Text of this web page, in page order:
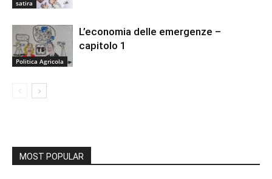
satira
Politica Agricola
L’economia delle emergenze –
capitolo 1
MOST POPULAR